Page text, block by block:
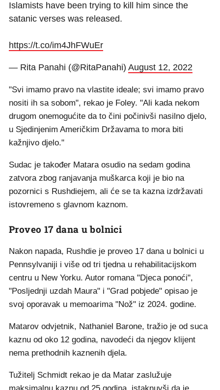
Islamists have been trying to kill him since the
satanic verses was released.
https://t.co/im4JhFWuEr
— Rita Panahi (@RitaPanahi) August 12, 2022
"Svi imamo pravo na vlastite ideale; svi imamo pravo
nositi ih sa sobom", rekao je Foley. "Ali kada nekom
drugom onemogućite da to čini počinivši nasilno djelo,
u Sjedinjenim Američkim Državama to mora biti
kažnjivo djelo."
Sudac je također Matara osudio na sedam godina
zatvora zbog ranjavanja muškarca koji je bio na
pozornici s Rushdiejem, ali će se ta kazna izdržavati
istovremeno s glavnom kaznom.
Proveo 17 dana u bolnici
Nakon napada, Rushdie je proveo 17 dana u bolnici u
Pennsylvaniji i više od tri tjedna u rehabilitacijskom
centru u New Yorku. Autor romana "Djeca ponoći",
"Posljednji uzdah Maura" i "Grad pobjede" opisao je
svoj oporavak u memoarima "Nož" iz 2024. godine.
Matarov odvjetnik, Nathaniel Barone, tražio je od suca
kaznu od oko 12 godina, navodeći da njegov klijent
nema prethodnih kaznenih djela.
Tužitelj Schmidt rekao je da Matar zaslužuje